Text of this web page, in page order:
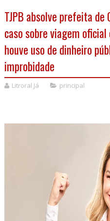
TJPB absolve prefeita de
caso sobre viagem oficial
houve uso de dinheiro
improbidade
Litroral Já principal